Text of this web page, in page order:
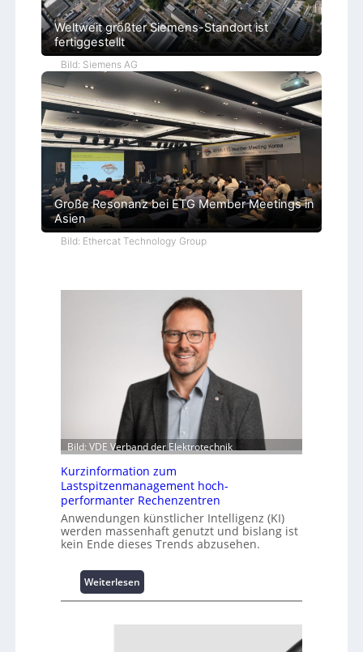
Weltweit größter Siemens-Standort ist
fertiggestellt
Bild: Siemens AG
Große Resonanz bei ETG Member Meetings in
Asien
Bild: Ethercat Technology Group
Bild: VDE Verband der Elektrotechnik
Kurzinformation zum
Lastspitzenmanagement hoch-
performanter Rechenzentren
Anwendungen künstlicher Intelligenz (KI)
werden massenhaft genutzt und bislang ist
kein Ende dieses Trends abzusehen.
Weiterlesen
K
r